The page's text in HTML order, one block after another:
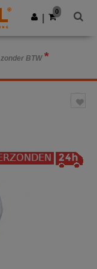
Download app
0
zonder BTW *